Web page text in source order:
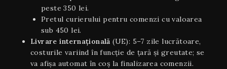
peste 350 lei.
Pretul curierului pentru comenzi cu valoarea
sub 450 lei.
Livrare internaţională (UE): 5–7 zile lucrătoare,
costurile variind în funcție de țară și greutate; se
va afișa automat în coș la finalizarea comenzii.